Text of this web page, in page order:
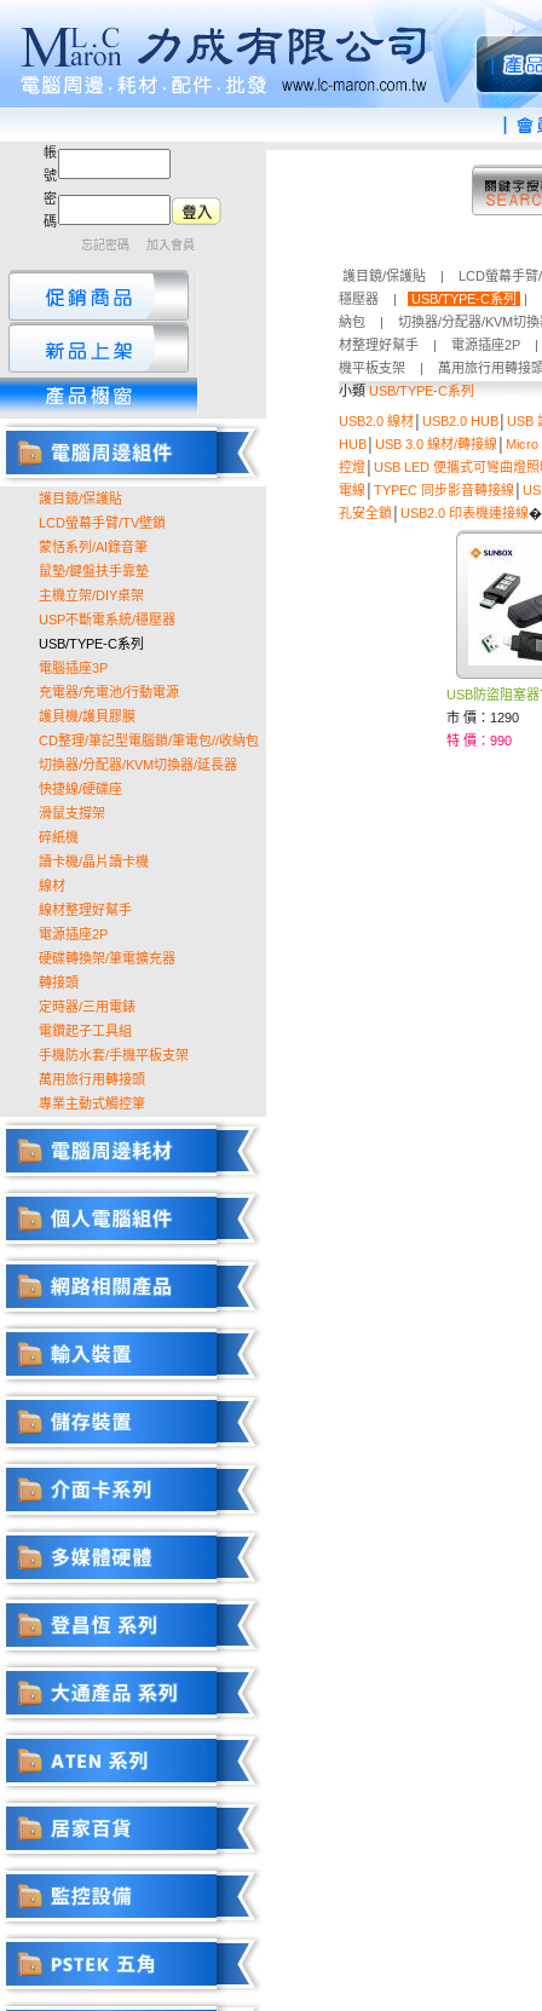
帳
號
密
碼
忘記密碼 加入會員
護目鏡/保護貼
LCD螢幕手臂/TV壁鎖
蒙恬系列/AI錄音筆
鼠墊/鍵盤扶手靠墊
主機立架/DIY桌架
USP不斷電系統/穩壓器
USB/TYPE-C系列
電腦插座3P
充電器/充電池/行動電源
護貝機/護貝膠膜
CD整理/筆記型電腦鎖/筆電包//收納包
切換器/分配器/KVM切換器/延長器
快捷線/硬碟座
滑鼠支撐架
碎紙機
讀卡機/晶片讀卡機
線材
線材整理好幫手
電源插座2P
硬碟轉換架/筆電擴充器
轉接頭
定時器/三用電錶
電鑽起子工具組
手機防水套/手機平板支架
萬用旅行用轉接頭
專業主動式觸控筆
護目鏡/保護貼 |
LCD螢幕手
穩壓器
| USB/TYPE-C系列 |
納包
|
切換器/分配器/KVM切
材整理好幫手
| 電源插座2P
機平板支架
|
萬用旅行用轉接
小類 USB/TYPE-C系列
USB2.0 線材 USB2.0 HUB USB
HUB USB 3.0 線材/轉接線
Micro
控燈 USB LED 便攜式可彎曲燈
電線
TYPEC 同步影音轉接線
孔安全鎖
USB2.0 印表機連接線�
USB防盜阻塞
市 價：1290
特 價：990